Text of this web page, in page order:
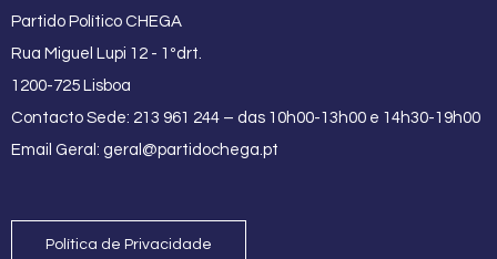
Partido Político CHEGA
Rua Miguel Lupi 12 - 1ºdrt.
1200-725 Lisboa
Contacto Sede: 213 961 244 – das 10h00-13h00 e 14h30-19h00
Email Geral: geral@partidochega.pt
Política de Privacidade